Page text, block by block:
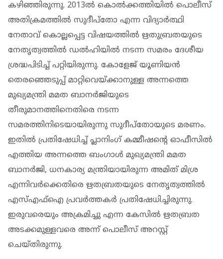
കഴിഞ്ഞിരുന്നു. 2013ൽ കൊൽക്കത്തിയിൽ പൊലീസ്
അതിക്രമത്തിൽ സുദീപ്തോ എന്ന വിദ്യാർത്ഥി
നേതാവ് കൊല്ലപ്പെട്ട വിഷയത്തിൽ ഋതുബ്രതയുടെ
നേതൃത്വത്തിൽ ഡൽഹിയിൽ നടന്ന സമരം ദേശീയ
ശ്രദ്ധപിടിച്ച് പറ്റിയിരുന്നു. കോളേജ് യൂണിയൻ
തെരഞ്ഞെടുപ്പ് മാറ്റിവെയ്ക്കാനുള്ള അന്നത്തെ
മുഖ്യമന്ത്രി മമത ബാനർജിയുടെ
തീരുമാനത്തിനെതിരെ നടന്ന
സമരത്തിനിടെയായിരുന്നു സുദീപ്തോയുടെ മരണം.
ഇതിൽ പ്രതിഷേധിച്ച് പ്ലാനിം​ഗ് കമ്മീഷൻ്റെ ഓഫീസിൽ
എത്തിയ അന്നത്തെ ബം​ഗാൾ മുഖ്യമന്ത്രി മമത
ബാനർജി, ധനകാര്യ മന്ത്രിയായിരുന്ന അമിത് മിശ്ര
എന്നിവർക്കെതിരെ ഋതബ്രതയുടെ നേതൃത്വത്തിൽ
എസ്എഫ്ഐ പ്രവ‍ർത്തകർ പ്രതിഷേധിച്ചിരുന്നു.
ഇരുവരെയും അക്രമിച്ചു എന്ന കേസിൽ ഋതബ്രത
അടക്കമുള്ളവരെ അന്ന് പൊലീസ് അറസ്റ്റ്
ചെയ്തിരുന്നു.